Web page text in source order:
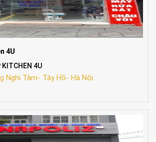
4U
KITCHEN 4U
Nghi Tàm- Tây Hồ- Hà Nội.